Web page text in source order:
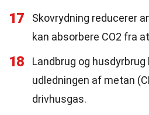
17
Skovrydning reducerer
kan absorbere CO2 fra
18
Landbrug og husdyrbrug
udledningen af metan
drivhusgas.